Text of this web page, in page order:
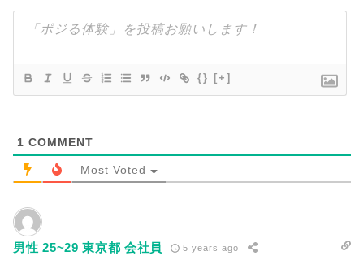
{} [+]
1 COMMENT
Most Voted
男性 25~29 東京都 会社員 5 years ago